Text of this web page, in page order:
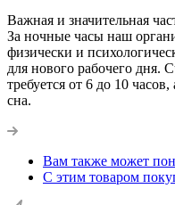
Важная и значительная
За ночные часы наш
физически и
для нового рабочего дня.
требуется от 6 до 10
сна.
Вам также может
С этим товаром